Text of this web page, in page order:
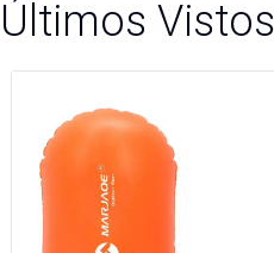
Últimos Vistos